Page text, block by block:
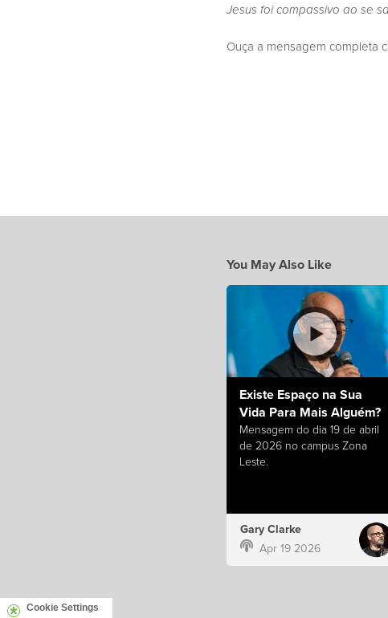
Jesus foi compassivo ao se
Ouça a mensagem completa
You May Also Like
Existe Espaço na Sua
Vida Para Mais Alguém?
Mensagem do dia 19 de abril
de 2026 no campus Zona
Leste.
Gary Clarke
Apr 19 2026
Cookie Settings